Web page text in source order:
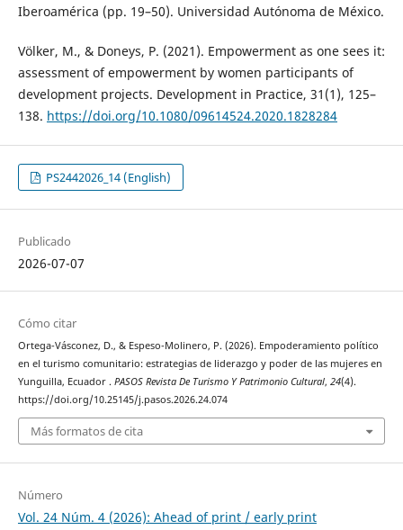
Iberoamérica (pp. 19–50). Universidad Autónoma de México.
Völker, M., & Doneys, P. (2021). Empowerment as one sees it:
assessment of empowerment by women participants of
development projects. Development in Practice, 31(1), 125–
138. https://doi.org/10.1080/09614524.2020.1828284
PS2442026_14 (English)
Publicado
2026-07-07
Cómo citar
Ortega-Vásconez, D., & Espeso-Molinero, P. (2026). Empoderamiento político
en el turismo comunitario: estrategias de liderazgo y poder de las mujeres en
Yunguilla, Ecuador . PASOS Revista De Turismo Y Patrimonio Cultural, 24(4).
https://doi.org/10.25145/j.pasos.2026.24.074
Más formatos de cita
Número
Vol. 24 Núm. 4 (2026): Ahead of print / early print